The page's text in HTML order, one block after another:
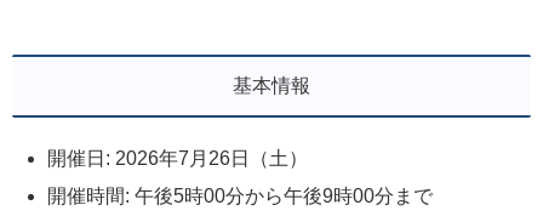
基本情報
開催日: 2026年7月26日（土）
開催時間: 午後5時00分から午後9時00分まで